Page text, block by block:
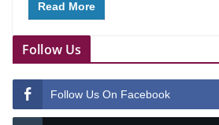
Read More
Follow Us
Follow Us On Facebook